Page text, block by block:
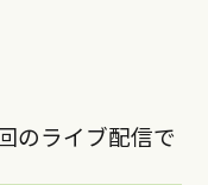
のライブ配信で